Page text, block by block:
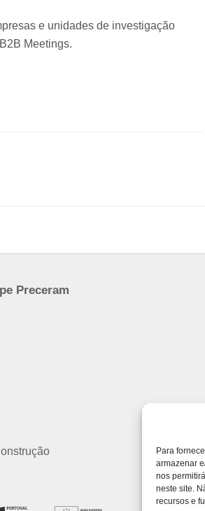
Para
armazenar
nos
neste site.
recursos e
e unidades de investigação
Meetings.
Preceram